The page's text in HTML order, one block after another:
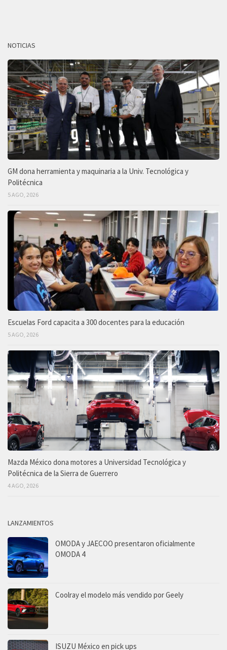
NOTICIAS
GM dona herramienta y maquinaria a la Univ. Tecnológica y
Politécnica
5 AGO, 2026
Escuelas Ford capacita a 300 docentes para la educación
5 AGO, 2026
Mazda México dona motores a Universidad Tecnológica y
Politécnica de la Sierra de Guerrero
4 AGO, 2026
LANZAMIENTOS
OMODA y JAECOO presentaron oficialmente
OMODA 4
Coolray el modelo más vendido por Geely
ISUZU México en pick ups